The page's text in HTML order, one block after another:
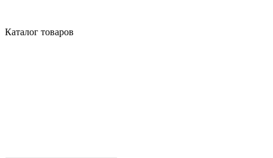
Каталог товаров